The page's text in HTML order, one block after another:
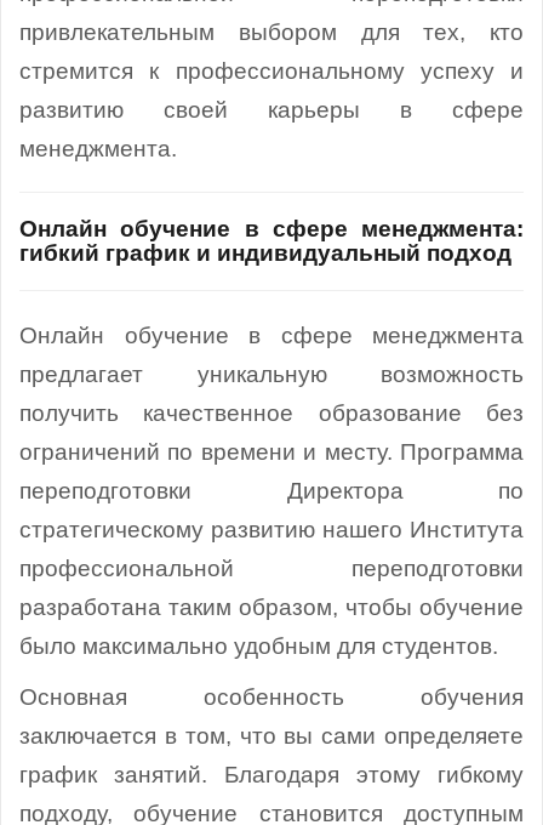
привлекательным выбором для тех, кто
стремится к профессиональному успеху и
развитию своей карьеры в сфере
менеджмента.
Онлайн обучение в сфере менеджмента:
гибкий график и индивидуальный подход
Онлайн обучение в сфере менеджмента
предлагает уникальную возможность
получить качественное образование без
ограничений по времени и месту. Программа
переподготовки Директора по
стратегическому развитию нашего Института
профессиональной переподготовки
разработана таким образом, чтобы обучение
было максимально удобным для студентов.
Основная особенность обучения
заключается в том, что вы сами определяете
график занятий. Благодаря этому гибкому
подходу, обучение становится доступным